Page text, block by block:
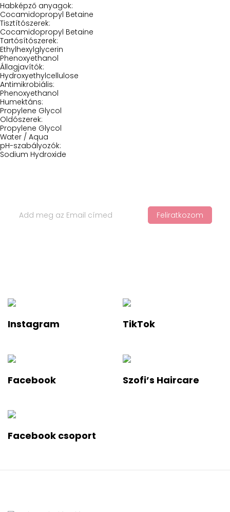
Habképző anyagok:
Cocamidopropyl Betaine
Tisztítószerek:
Cocamidopropyl Betaine
Tartósítószerek:
Ethylhexylglycerin
Phenoxyethanol
Állagjavítók:
Hydroxyethylcellulose
Antimikrobiális:
Phenoxyethanol
Humektáns:
Propylene Glycol
Oldószerek:
Propylene Glycol
Water / Aqua
pH-szabályozók:
Sodium Hydroxide
Feliratkozom
Instagram TikTok
Facebook Szofi’s Haircare
Facebook csoport